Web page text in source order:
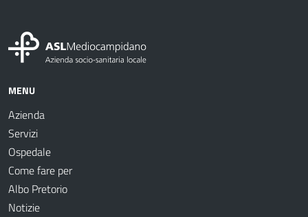
MENU
Azienda
Servizi
Ospedale
Come fare per
Albo Pretorio
Notizie